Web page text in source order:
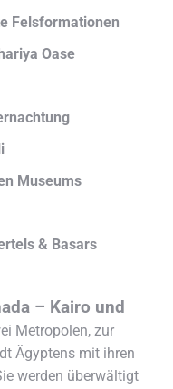
Felsformationen
Oase
Museums
& Basars
– Kairo und
Metropolen, zur
Ägyptens mit ihren
werden überwältigt